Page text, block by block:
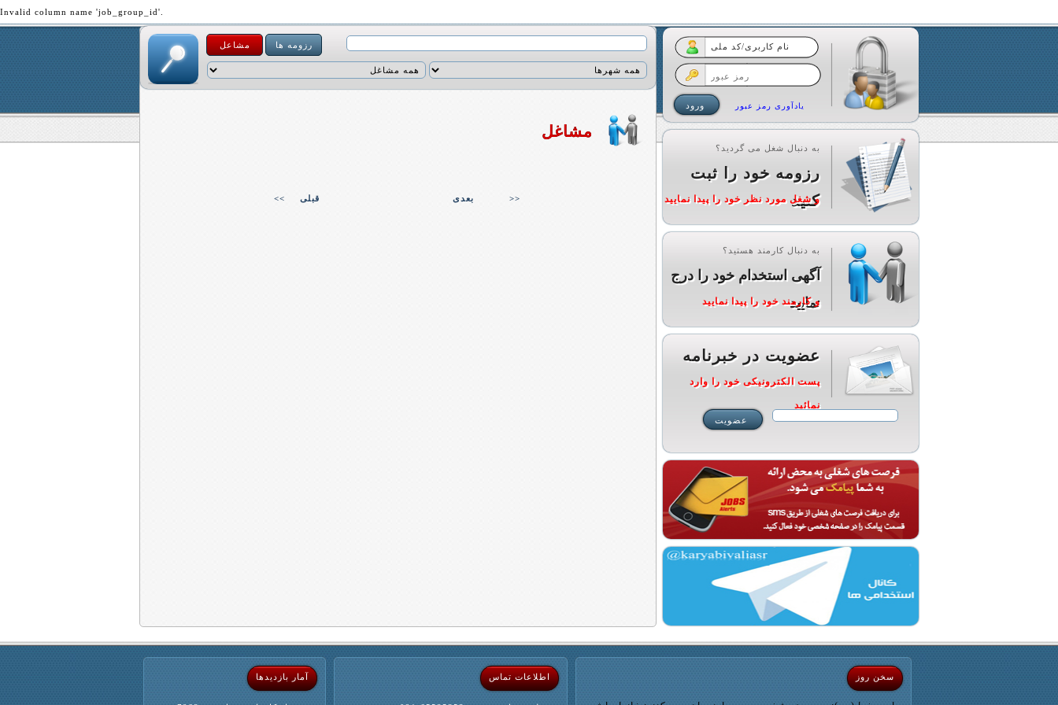
Invalid column name 'job_group_id'.
مشاعل رزومه ها
مشاغل
>> بعدی قبلی <<
یادآوری رمز عبور
به دنبال شغل می گردید؟
رزومه خود را ثبت
کنید
و شغل مورد نظر خود را پیدا نمایید
به دنبال کارمند هستید؟
آگهی استخدام خود را درج
نمایید
و کارمند خود را پیدا نمایید
عضویت در خبرنامه
پست الکترونیکی خود را وارد
نمائید
آمار بازدیدها اطلاعات تماس سخن روز